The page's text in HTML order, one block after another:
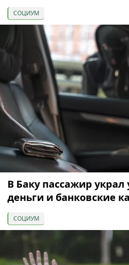
СОЦИУМ
В Баку пассажир украл
деньги и банковские
СОЦИУМ